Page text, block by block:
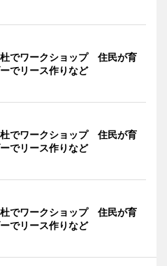
でワークショップ 住民が育
でリース作りなど
でワークショップ 住民が育
でリース作りなど
でワークショップ 住民が育
でリース作りなど